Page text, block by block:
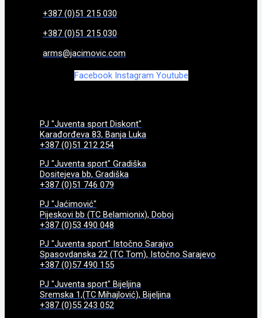
+387 (0)51 215 030
+387 (0)51 215 030
arms@jacimovic.com
Facebook Instagram Youtube
PJ "Juventa sport Diskont"
Karađorđeva 83, Banja Luka
+387 (0)51 212 254
PJ "Juventa sport" Gradiška
Dositejeva bb, Gradiška
+387 (0)51 746 079
PJ "Jaćimović"
Pijeskovi bb (TC Belamionix), Doboj
+387 (0)53 490 048
PJ "Juventa sport" Istočno Sarajvo
Spasovdanska 22 (TC Tom), Istočno Sarajevo
+387 (0)57 490 155
PJ "Juventa sport" Bijeljina
Sremska 1,(TC Mihajlović), Bijeljina
+387 (0)55 243 052